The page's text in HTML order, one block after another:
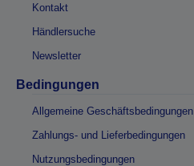
Kontakt
Händlersuche
Newsletter
Bedingungen
Allgemeine Geschäftsbedingungen
Zahlungs- und Lieferbedingungen
Nutzungsbedingungen